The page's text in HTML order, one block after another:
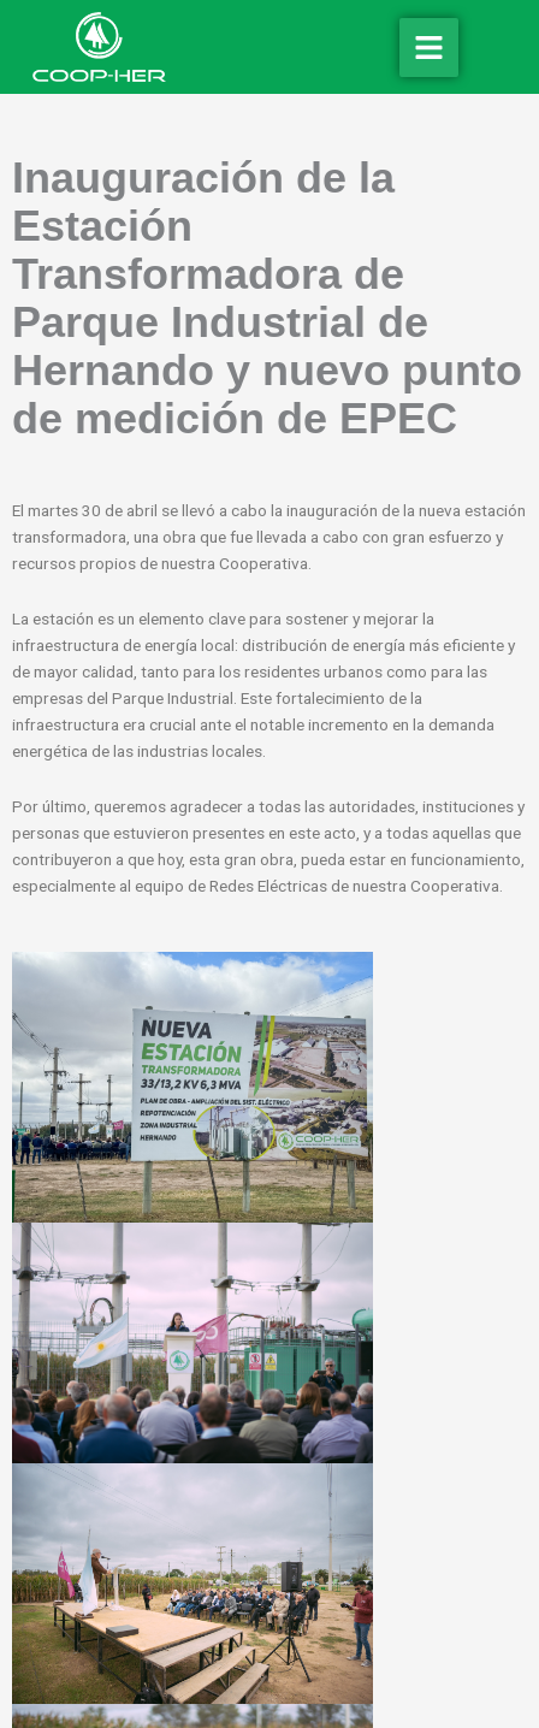
Inauguración de la
Estación
Transformadora de
Parque Industrial de
Hernando y nuevo punto
de medición de EPEC
El martes 30 de abril se llevó a cabo la inauguración de la nueva estación
transformadora, una obra que fue llevada a cabo con gran esfuerzo y
recursos propios de nuestra Cooperativa.
La estación es un elemento clave para sostener y mejorar la
infraestructura de energía local: distribución de energía más eficiente y
de mayor calidad, tanto para los residentes urbanos como para las
empresas del Parque Industrial. Este fortalecimiento de la
infraestructura era crucial ante el notable incremento en la demanda
energética de las industrias locales.
Por último, queremos agradecer a todas las autoridades, instituciones y
personas que estuvieron presentes en este acto, y a todas aquellas que
contribuyeron a que hoy, esta gran obra, pueda estar en funcionamiento,
especialmente al equipo de Redes Eléctricas de nuestra Cooperativa.